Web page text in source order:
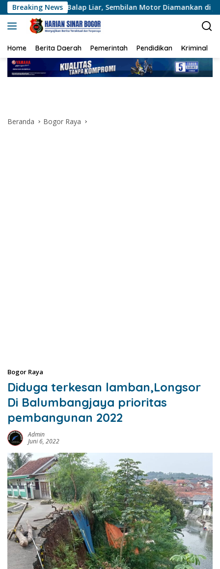
Langsung
ke
konten
Breaking News
Balap Liar, Sembilan Motor Diamankan di Jakarta Timur
Home Berita Daerah Pemerintah Pendidikan Kriminal
Beranda Bogor Raya
Bogor Raya
Diduga terkesan lamban,Longsor
Di Balumbangjaya prioritas
pembangunan 2022
Admin
Juni 6, 2022